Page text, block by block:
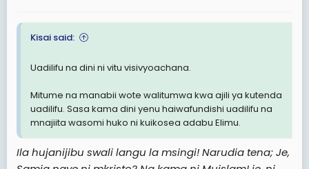
Kisai said:
Uadilifu na dini ni vitu visivyoachana.
Mitume na manabii wote walitumwa kwa ajili ya kutenda
uadilifu. Sasa kama dini yenu haiwafundishi uadilifu na
mnajiita wasomi huko ni kuikosea adabu Elimu.
Ila hujanijibu swali langu la msingi! Narudia tena; Je,